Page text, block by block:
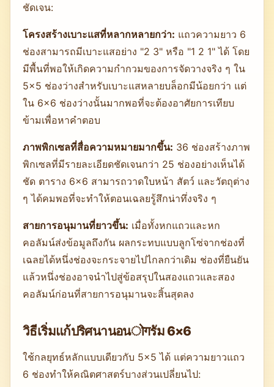
ชัดเจน:
โครงสร้างเบาะแสที่หลากหลายกว่า: แถวความยาว 6
ช่องสามารถมีเบาะแสอย่าง "2 3" หรือ "1 2 1" ได้ โดย
มีพื้นที่พอให้เกิดความกำกวมของการจัดวางจริง ๆ ใน
5×5 ช่องว่างสำหรับเบาะแสหลายบล็อกมีน้อยกว่า แต่
ใน 6×6 ช่องว่างนั้นมากพอที่จะต้องอาศัยการเทียบ
ข้ามเพื่อหาคำตอบ
ภาพพิกเซลที่สื่อความหมายมากขึ้น: 36 ช่องสร้างภาพ
พิกเซลที่มีรายละเอียดชัดเจนกว่า 25 ช่องอย่างเห็นได้
ชัด ตาราง 6×6 สามารถวาดใบหน้า สัตว์ และวัตถุต่าง
ๆ ได้คมพอที่จะทำให้ตอนเฉลยรู้สึกน่าทึ่งจริง ๆ
สายการอนุมานที่ยาวขึ้น: เมื่อทั้งหกแถวและหก
คอลัมน์ส่งข้อมูลถึงกัน ผลกระทบแบบลูกโซ่จากช่องที่
เฉลยได้หนึ่งช่องจะกระจายไปไกลกว่าเดิม ช่องที่ยืนยัน
แล้วหนึ่งช่องอาจนำไปสู่ข้อสรุปในสองแถวและสอง
คอลัมน์ก่อนที่สายการอนุมานจะสิ้นสุดลง
วิธีเริ่มแก้ปริศนานอนोगรัม 6×6
ใช้กลยุทธ์หลักแบบเดียวกับ 5×5 ได้ แต่ความยาวแถว
6 ช่องทำให้คณิตศาสตร์บางส่วนเปลี่ยนไป: